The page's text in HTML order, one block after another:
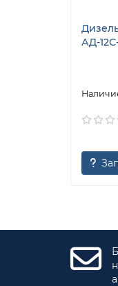
АД-